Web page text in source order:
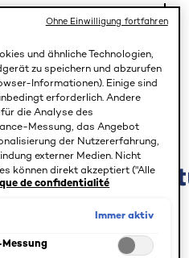
um Bewertungen zu
und ähnliche Technologien,
zu speichern und abzurufen
Informationen). Einige sind
erforderlich. Andere
die Analyse des
Messung, das Angebot
der Nutzererfahrung,
externer Medien. Nicht
können direkt akzeptiert ("Alle
Einwilligung fortfahren")
("Auswahl speichern"). Die
Informationen s. unsere
de confidentialité
Immer aktiv
Ohne Einwilligung fortfahren